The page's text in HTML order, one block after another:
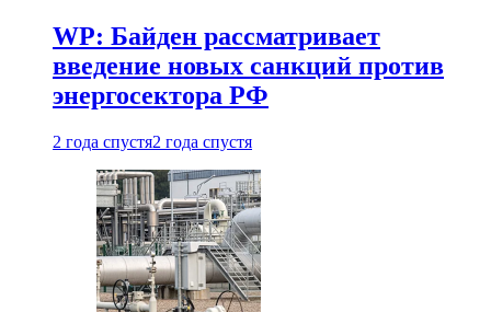
WP: Байден рассматривает
введение новых санкций против
энергосектора РФ
2 года спустя2 года спустя